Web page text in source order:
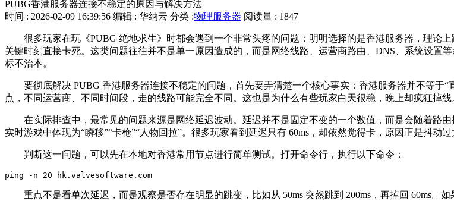
PUBG香港服务器连接不稳定的原因与解决方法
时间 : 2026-02-09 16:39:56 编辑 : 华纳云 分类 :物理服务器 阅读量 : 1847
很多玩家在玩《PUBG 绝地求生》时都会遇到一个非常头疼的问题：明明选择的是香港服务器，理论
关键时刻直接卡死。这类问题往往并不是单一原因造成的，而是网络线路、运营商路由、DNS、系统设置
标不治本。
要彻底解决 PUBG 香港服务器连接不稳定的问题，首先要弄清楚一个核心事实：香港服务器并不等于“
点，不同运营商、不同时间段，走的线路可能完全不同。这也是为什么有些玩家白天很稳，晚上却疯狂掉线
在实际排查中，最常见的问题来源是网络延迟波动。延迟并不是固定不变的一个数值，而是会随着路
实时游戏中体现为“瞬移”“卡枪”“人物回拉”。很多玩家看到延迟只有 60ms，却依然觉得卡，原因正是抖动过
判断这一问题，可以先在本地对香港常用节点进行简单测试。打开命令行，执行以下命令：
ping -n 20 hk.valvesoftware.com
重点不是看单次延迟，而是观察是否存在明显的跳变，比如从 50ms 突然跳到 200ms，再掉回 60ms。